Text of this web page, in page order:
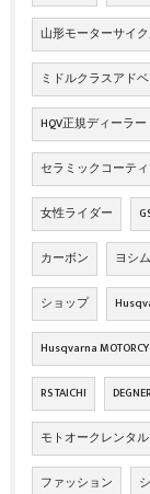
山形モーターサイ
ミドルクラスアド
HQV正規ディーラー
セラミックコーテ
女性ライダー
カーボン ヨシ
ショップ
Husqvarna
RS TAICHI DEGNER
モトオークレンタル
ファッション